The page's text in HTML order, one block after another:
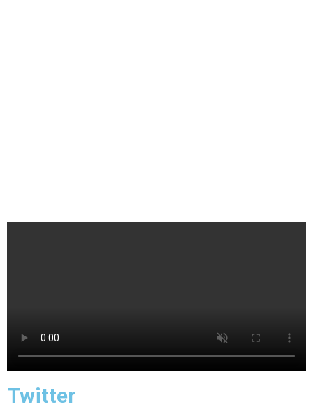
Twitter